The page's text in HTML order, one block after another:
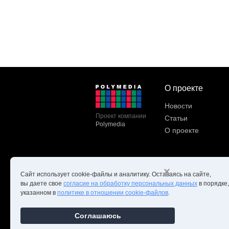
Проект компании
Polymedia
О проекте
Новости
Статьи
О проекте
×
Сайт использует cookie-файлы и аналитику. Оставаясь на сайте,
вы даете свое согласие на обработку персональных данных в порядке,
указанном в политике в отношении cookie-файлов.
Соглашаюсь